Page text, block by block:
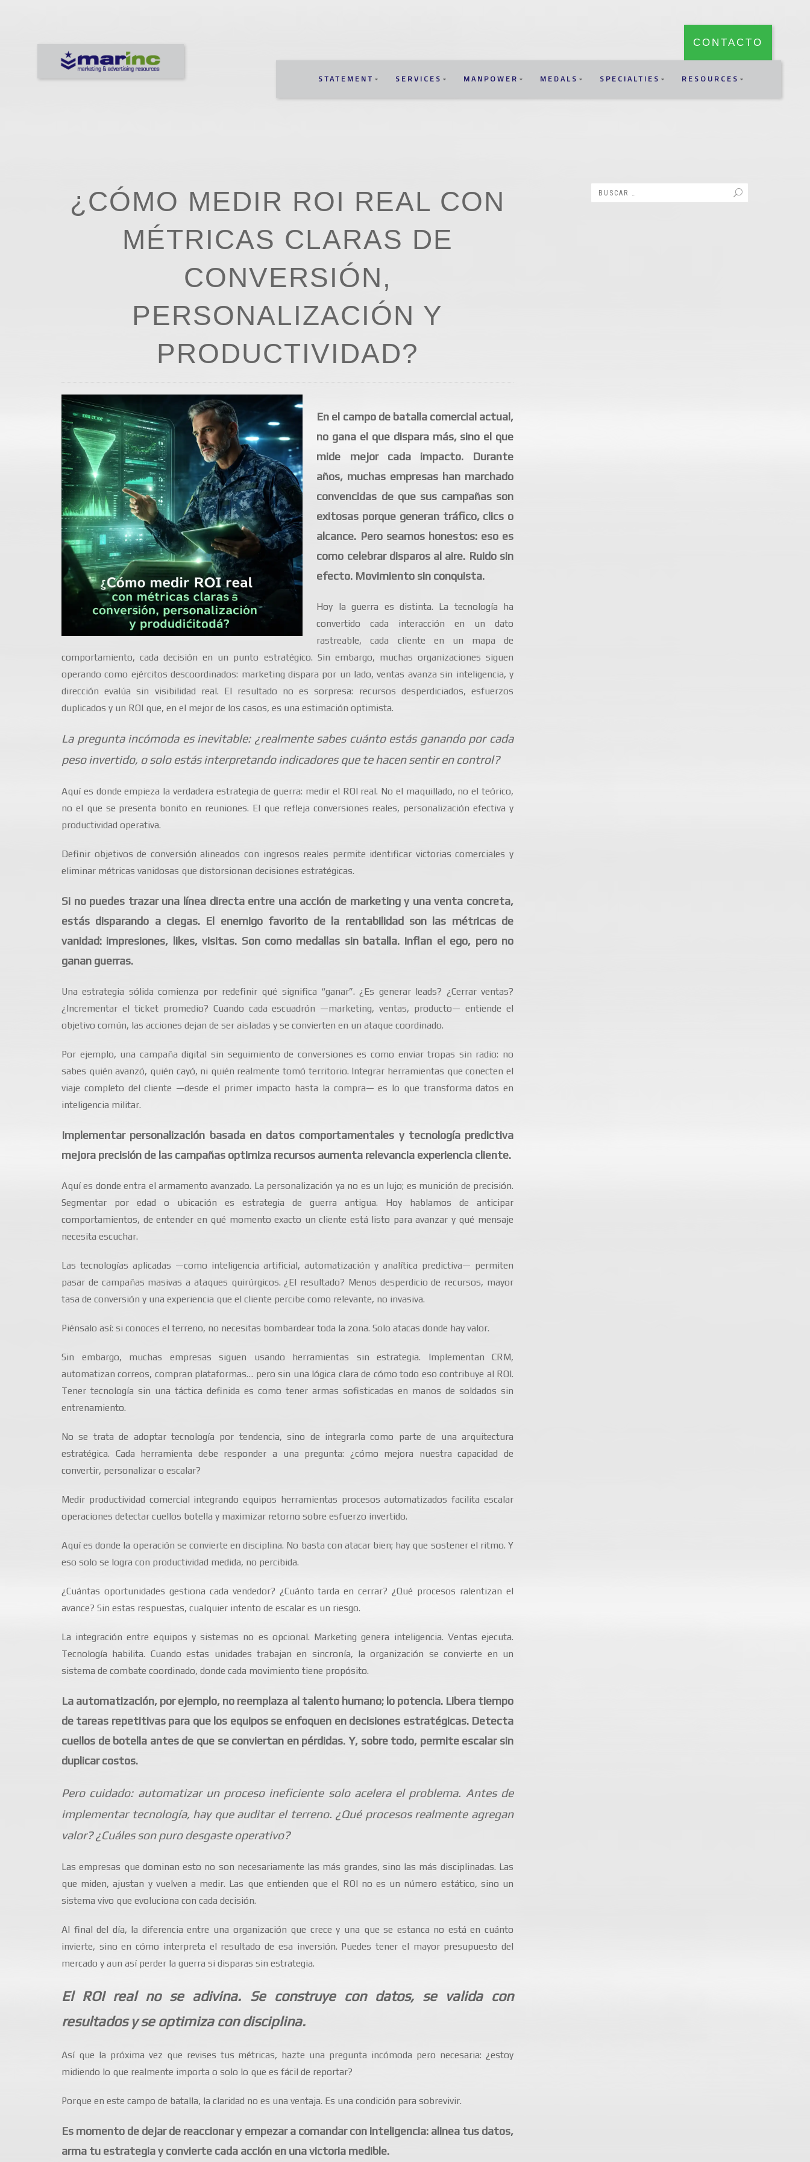
CONTACTO
STATEMENT SERVICES MANPOWER MEDALS SPECIALTIES RESOURCES
¿CÓMO MEDIR ROI REAL CON
MÉTRICAS CLARAS DE
CONVERSIÓN,
PERSONALIZACIÓN Y
PRODUCTIVIDAD?
En el campo de batalla comercial actual,
no gana el que dispara más, sino el que
mide mejor cada impacto. Durante
años, muchas empresas han marchado
convencidas de que sus campañas son
exitosas porque generan tráfico, clics o
alcance. Pero seamos honestos: eso es
como celebrar disparos al aire. Ruido sin
efecto. Movimiento sin conquista.
Hoy la guerra es distinta. La tecnología ha
convertido cada interacción en un dato
rastreable, cada cliente en un mapa de
comportamiento, cada decisión en un punto estratégico. Sin embargo, muchas organizaciones siguen
operando como ejércitos descoordinados: marketing dispara por un lado, ventas avanza sin inteligencia, y
dirección evalúa sin visibilidad real. El resultado no es sorpresa: recursos desperdiciados, esfuerzos
duplicados y un ROI que, en el mejor de los casos, es una estimación optimista.
La pregunta incómoda es inevitable: ¿realmente sabes cuánto estás ganando por cada
peso invertido, o solo estás interpretando indicadores que te hacen sentir en control?
Aquí es donde empieza la verdadera estrategia de guerra: medir el ROI real. No el maquillado, no el teórico,
no el que se presenta bonito en reuniones. El que refleja conversiones reales, personalización efectiva y
productividad operativa.
Definir objetivos de conversión alineados con ingresos reales permite identificar victorias comerciales y
eliminar métricas vanidosas que distorsionan decisiones estratégicas.
Si no puedes trazar una línea directa entre una acción de marketing y una venta concreta,
estás disparando a ciegas. El enemigo favorito de la rentabilidad son las métricas de
vanidad: impresiones, likes, visitas. Son como medallas sin batalla. Inflan el ego, pero no
ganan guerras.
Una estrategia sólida comienza por redefinir qué significa “ganar”. ¿Es generar leads? ¿Cerrar ventas?
¿Incrementar el ticket promedio? Cuando cada escuadrón —marketing, ventas, producto— entiende el
objetivo común, las acciones dejan de ser aisladas y se convierten en un ataque coordinado.
Por ejemplo, una campaña digital sin seguimiento de conversiones es como enviar tropas sin radio: no
sabes quién avanzó, quién cayó, ni quién realmente tomó territorio. Integrar herramientas que conecten el
viaje completo del cliente —desde el primer impacto hasta la compra— es lo que transforma datos en
inteligencia militar.
Implementar personalización basada en datos comportamentales y tecnología predictiva
mejora precisión de las campañas optimiza recursos aumenta relevancia experiencia cliente.
Aquí es donde entra el armamento avanzado. La personalización ya no es un lujo; es munición de precisión.
Segmentar por edad o ubicación es estrategia de guerra antigua. Hoy hablamos de anticipar
comportamientos, de entender en qué momento exacto un cliente está listo para avanzar y qué mensaje
necesita escuchar.
Las tecnologías aplicadas —como inteligencia artificial, automatización y analítica predictiva— permiten
pasar de campañas masivas a ataques quirúrgicos. ¿El resultado? Menos desperdicio de recursos, mayor
tasa de conversión y una experiencia que el cliente percibe como relevante, no invasiva.
Piénsalo así: si conoces el terreno, no necesitas bombardear toda la zona. Solo atacas donde hay valor.
Sin embargo, muchas empresas siguen usando herramientas sin estrategia. Implementan CRM,
automatizan correos, compran plataformas… pero sin una lógica clara de cómo todo eso contribuye al ROI.
Tener tecnología sin una táctica definida es como tener armas sofisticadas en manos de soldados sin
entrenamiento.
No se trata de adoptar tecnología por tendencia, sino de integrarla como parte de una arquitectura
estratégica. Cada herramienta debe responder a una pregunta: ¿cómo mejora nuestra capacidad de
convertir, personalizar o escalar?
Medir productividad comercial integrando equipos herramientas procesos automatizados facilita escalar
operaciones detectar cuellos botella y maximizar retorno sobre esfuerzo invertido.
Aquí es donde la operación se convierte en disciplina. No basta con atacar bien; hay que sostener el ritmo. Y
eso solo se logra con productividad medida, no percibida.
¿Cuántas oportunidades gestiona cada vendedor? ¿Cuánto tarda en cerrar? ¿Qué procesos ralentizan el
avance? Sin estas respuestas, cualquier intento de escalar es un riesgo.
La integración entre equipos y sistemas no es opcional. Marketing genera inteligencia. Ventas ejecuta.
Tecnología habilita. Cuando estas unidades trabajan en sincronía, la organización se convierte en un
sistema de combate coordinado, donde cada movimiento tiene propósito.
La automatización, por ejemplo, no reemplaza al talento humano; lo potencia. Libera tiempo
de tareas repetitivas para que los equipos se enfoquen en decisiones estratégicas. Detecta
cuellos de botella antes de que se conviertan en pérdidas. Y, sobre todo, permite escalar sin
duplicar costos.
Pero cuidado: automatizar un proceso ineficiente solo acelera el problema. Antes de
implementar tecnología, hay que auditar el terreno. ¿Qué procesos realmente agregan
valor? ¿Cuáles son puro desgaste operativo?
Las empresas que dominan esto no son necesariamente las más grandes, sino las más disciplinadas. Las
que miden, ajustan y vuelven a medir. Las que entienden que el ROI no es un número estático, sino un
sistema vivo que evoluciona con cada decisión.
Al final del día, la diferencia entre una organización que crece y una que se estanca no está en cuánto
invierte, sino en cómo interpreta el resultado de esa inversión. Puedes tener el mayor presupuesto del
mercado y aun así perder la guerra si disparas sin estrategia.
El ROI real no se adivina. Se construye con datos, se valida con
resultados y se optimiza con disciplina.
Así que la próxima vez que revises tus métricas, hazte una pregunta incómoda pero necesaria: ¿estoy
midiendo lo que realmente importa o solo lo que es fácil de reportar?
Porque en este campo de batalla, la claridad no es una ventaja. Es una condición para sobrevivir.
Es momento de dejar de reaccionar y empezar a comandar con inteligencia: alinea tus datos,
arma tu estrategia y convierte cada acción en una victoria medible.